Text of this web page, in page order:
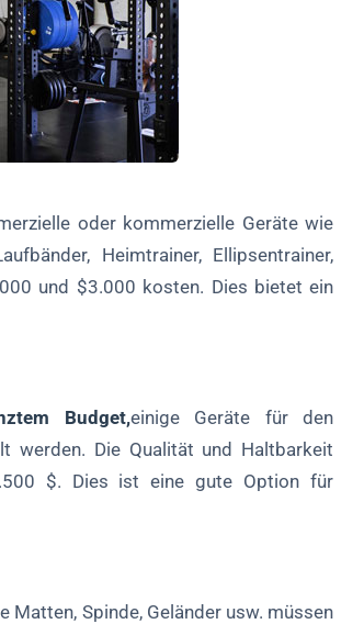
oder kommerzielle Geräte wie
Heimtrainer, Ellipsentrainer,
und $3.000 kosten. Dies bietet ein
Budget,einige Geräte für den
werden. Die Qualität und Haltbarkeit
$. Dies ist eine gute Option für
Matten, Spinde, Geländer usw. müssen